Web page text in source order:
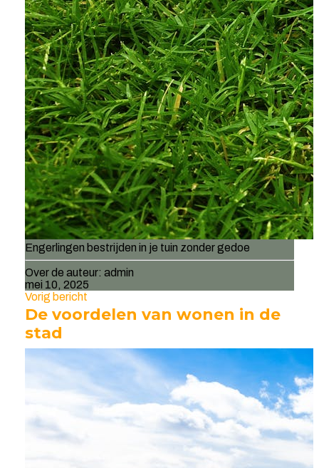
Engerlingen bestrijden in je tuin zonder gedoe
Over de auteur: admin
mei 10, 2025
Vorig bericht
De voordelen van wonen in de
stad